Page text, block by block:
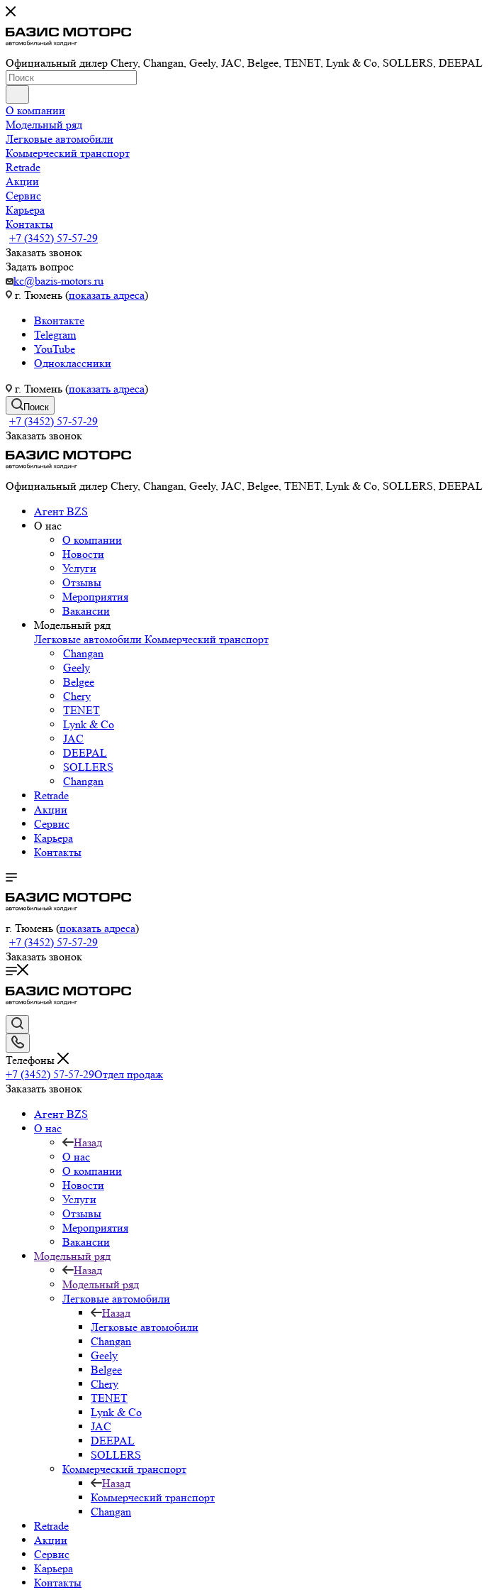
Официальный дилер Chery, Changan, Geely, JAC, Belgee, TENET, Lynk & Co, SOLLERS, DEEPAL
О компании
Модельный ряд
Легковые автомобили
Коммерческий транспорт
Retrade
Акции
Сервис
Карьера
Контакты
+7 (3452) 57-57-29
Заказать звонок
Задать вопрос
kc@bazis-motors.ru
г. Тюмень (показать адреса)
Вконтакте
Telegram
YouTube
Одноклассники
г. Тюмень (показать адреса)
Поиск
+7 (3452) 57-57-29
Заказать звонок
Официальный дилер Chery, Changan, Geely, JAC, Belgee, TENET, Lynk & Co, SOLLERS, DEEPAL
Агент BZS
О нас
О компании
Новости
Услуги
Отзывы
Мероприятия
Вакансии
Модельный ряд
Легковые автомобили Коммерческий транспорт
Changan
Geely
Belgee
Chery
TENET
Lynk & Co
JAC
DEEPAL
SOLLERS
Changan
Retrade
Акции
Сервис
Карьера
Контакты
г. Тюмень (показать адреса)
+7 (3452) 57-57-29
Заказать звонок
Телефоны
+7 (3452) 57-57-29Отдел продаж
Заказать звонок
Агент BZS
О нас
Назад
О нас
О компании
Новости
Услуги
Отзывы
Мероприятия
Вакансии
Модельный ряд
Назад
Модельный ряд
Легковые автомобили
Назад
Легковые автомобили
Changan
Geely
Belgee
Chery
TENET
Lynk & Co
JAC
DEEPAL
SOLLERS
Коммерческий транспорт
Назад
Коммерческий транспорт
Changan
Retrade
Акции
Сервис
Карьера
Контакты